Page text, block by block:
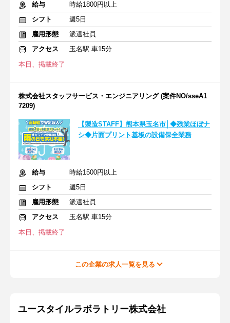
給与
時給1800円以上
シフト
週5日
雇用形態
派遣社員
アクセス
玉名駅 車15分
本日、掲載終了
株式会社スタッフサービス・エンジニアリング (案件NO/sseA1
7209)
【製造STAFF】熊本県玉名市│◆残業ほぼナ
シ◆片面プリント基板の設備保全業務
給与
時給1500円以上
シフト
週5日
雇用形態
派遣社員
アクセス
玉名駅 車15分
本日、掲載終了
この企業の求人一覧を見る
ユースタイルラボラトリー株式会社